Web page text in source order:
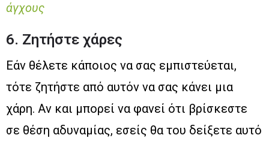
άγχους
6. Ζητήστε χάρες
Εάν θέλετε κάποιος να σας εμπιστεύεται,
τότε ζητήστε από αυτόν να σας κάνει μια
χάρη. Αν και μπορεί να φανεί ότι βρίσκεστε
σε θέση αδυναμίας, εσείς θα του δείξετε αυτό